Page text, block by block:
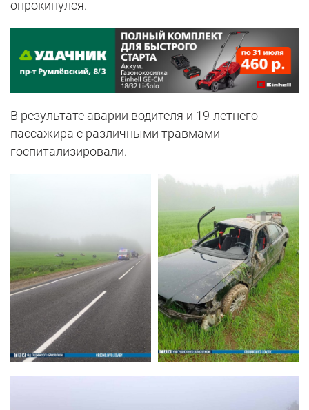
опрокинулся.
В результате аварии водителя и 19-летнего
пассажира с различными травмами
госпитализировали.